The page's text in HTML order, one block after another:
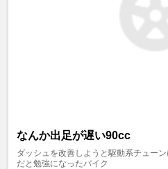
なんか出足が遅い90cc
ダッシュを改善しようと駆動系チュー
だと勉強になったバイク